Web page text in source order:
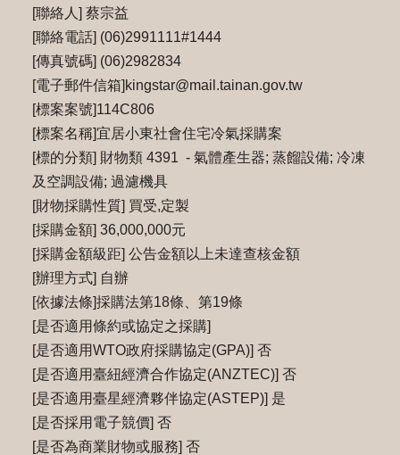
[聯絡人] 蔡宗益
[聯絡電話] (06)2991111#1444
[傳真號碼] (06)2982834
[電子郵件信箱]kingstar@mail.tainan.gov.tw
[標案案號]114C806
[標案名稱]宜居小東社會住宅冷氣採購案
[標的分類] 財物類 4391 - 氣體產生器; 蒸餾設備; 冷凍
及空調設備; 過濾機具
[財物採購性質] 買受,定製
[採購金額] 36,000,000元
[採購金額級距] 公告金額以上未達查核金額
[辦理方式] 自辦
[依據法條]採購法第18條、第19條
[是否適用條約或協定之採購]
[是否適用WTO政府採購協定(GPA)] 否
[是否適用臺紐經濟合作協定(ANZTEC)] 否
[是否適用臺星經濟夥伴協定(ASTEP)] 是
[是否採用電子競價] 否
[是否為商業財物或服務] 否